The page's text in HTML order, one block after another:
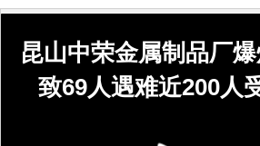
昆山中荣金属制品厂
致69人遇难近200人